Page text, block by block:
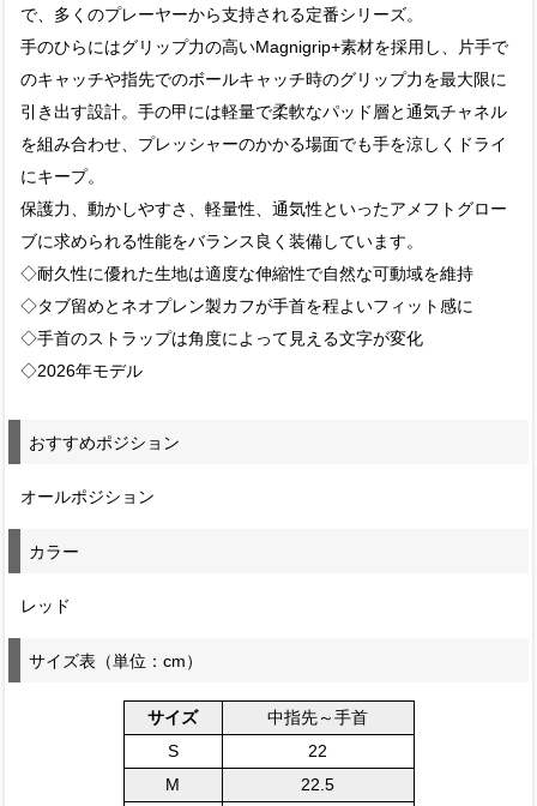
で、多くのプレーヤーから支持される定番シリーズ。
手のひらにはグリップ力の高いMagnigrip+素材を採用し、片手で
のキャッチや指先でのボールキャッチ時のグリップ力を最大限に
引き出す設計。手の甲には軽量で柔軟なパッド層と通気チャネル
を組み合わせ、プレッシャーのかかる場面でも手を涼しくドライ
にキープ。
保護力、動かしやすさ、軽量性、通気性といったアメフトグロー
ブに求められる性能をバランス良く装備しています。
◇耐久性に優れた生地は適度な伸縮性で自然な可動域を維持
◇タブ留めとネオプレン製カフが手首を程よいフィット感に
◇手首のストラップは角度によって見える文字が変化
◇2026年モデル
おすすめポジション
オールポジション
カラー
レッド
サイズ表（単位：cm）
サイズ
中指先～手首
S
22
M
22.5